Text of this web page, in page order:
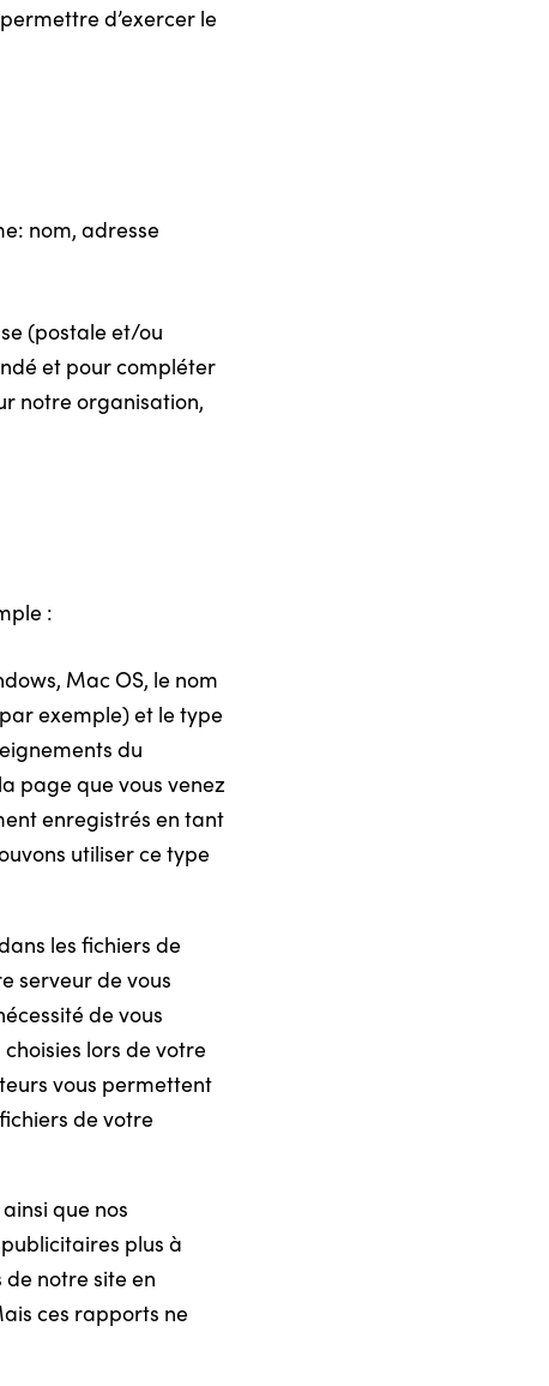
d’exercer le
nom, adresse
(postale et/ou
et pour compléter
notre organisation,
:
Mac OS, le nom
exemple) et le type
du
page que vous venez
enregistrés en tant
utiliser ce type
les fichiers de
serveur de vous
de vous
lors de votre
vous permettent
de votre
que nos
plus à
notre site en
ces rapports ne